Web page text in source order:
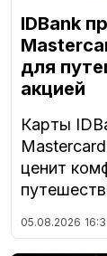
IDBank
для
акцией
Карты
ценит
05.08.2026